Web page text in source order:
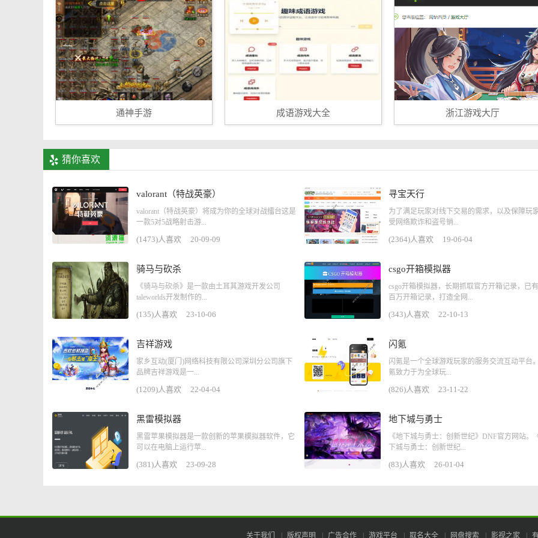
通神手游 成语游戏大全 浙江游戏大厅
猜你喜欢
valorant（特战英豪）
valorant（特战英豪）将成为你的全球对战擂台这是
一款5对5战略射击游...
(1473)人喜欢 20-09-09
寻宝天行
为了满足玩家对线下交易的需求，以及保障玩
受网络欺诈和盗号销...
(2364)人喜欢 19-06-04
骑马与砍杀
《骑马与砍杀》是一款由土耳其游戏开发公司
taleworlds开发制作的...
(135)人喜欢 23-10-06
csgo开箱模拟器
csgo开箱模拟器，长期抓取官方开箱记录，已
百万开箱记录，打造全网...
(343)人喜欢 22-10-13
吉祥游戏
家乡互动(厦门)网络科技有限公司深圳分公司旗下
品牌吉祥游戏是一...
(1209)人喜欢 22-04-04
闪氪
闪氪是一个全球游戏玩家的服务交流互动平台
氪致力于为全球玩...
(826)人喜欢 23-11-22
黑雷模拟器
黑雷苹果模拟器是一款创新的苹果模拟器软件，它
可以在电脑上运行苹...
(381)人喜欢 23-09-28
地下城与勇士
《地下城与勇士：创新世纪》DNF官方网站。
下城与勇士：创新世纪...
(83)人喜欢 26-01-04
关于我们 版权声明 广告合作 游戏平台 取名大全 网盘搜索 影视之家